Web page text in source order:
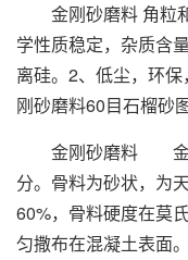
金刚砂磨料 角粒和
学性质稳定，杂质含
离硅。2、低尘，环
刚砂磨料60目石榴砂
金刚砂磨料 金刚
分。骨料为砂状，为
60%，骨料硬度在莫
匀撒布在混凝土表面